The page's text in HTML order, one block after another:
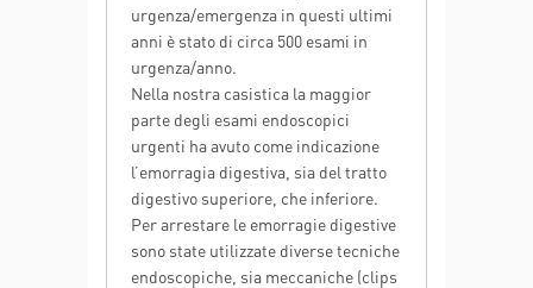
urgenza/emergenza in questi ultimi
anni è stato di circa 500 esami in
urgenza/anno.
Nella nostra casistica la maggior
parte degli esami endoscopici
urgenti ha avuto come indicazione
l’emorragia digestiva, sia del tratto
digestivo superiore, che inferiore.
Per arrestare le emorragie digestive
sono state utilizzate diverse tecniche
endoscopiche, sia meccaniche (clips